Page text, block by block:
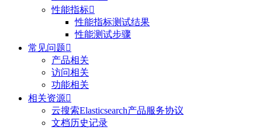
性能指标
性能指标测试结果
性能测试步骤
常见问题
产品相关
访问相关
功能相关
相关资源
云搜索Elasticsearch产品服务协议
文档历史记录